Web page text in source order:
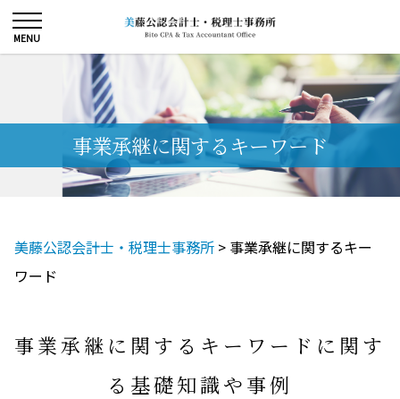
事業承継に関するキーワード
美藤公認会計士・税理士事務所 > 事業承継に関するキー
ワード
事業承継に関するキーワードに関す
る基礎知識や事例